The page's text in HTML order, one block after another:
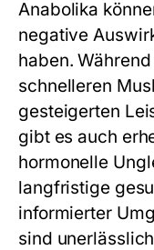
Anabolika
negative
haben.
schnelleren
gesteigerten
gibt es auch
hormonelle
langfristige
informierter
sind